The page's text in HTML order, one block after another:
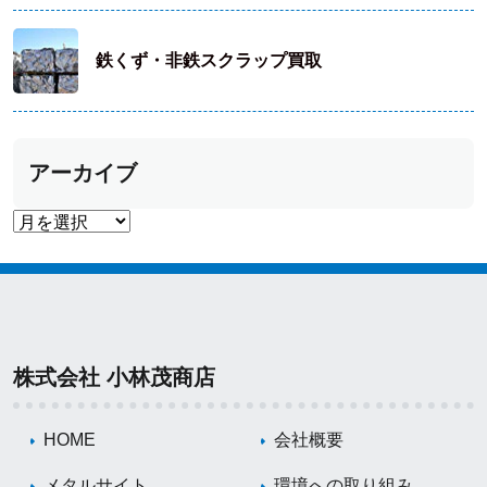
鉄くず・非鉄スクラップ買取
アーカイブ
株式会社 小林茂商店
HOME 会社概要